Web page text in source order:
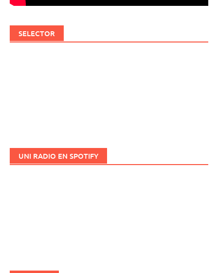
SELECTOR
UNI RADIO EN SPOTIFY